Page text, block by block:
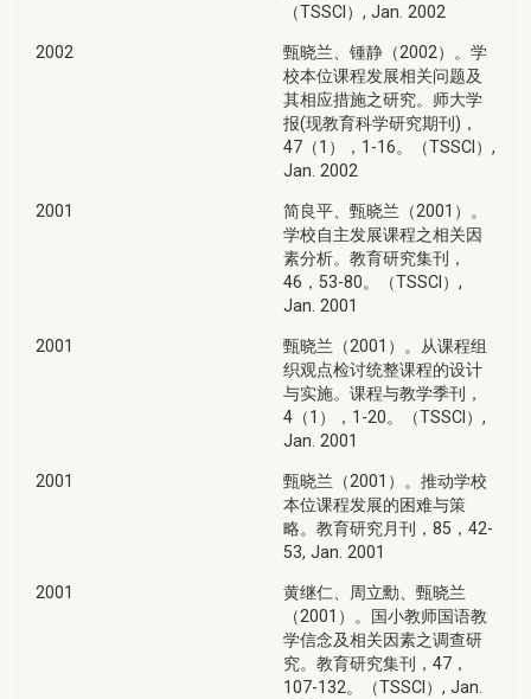
（TSSCI）, Jan. 2002
2002
甄晓兰、锺静（2002）。学
校本位课程发展相关问题及
其相应措施之研究。师大学
报(现教育科学研究期刊)，
47（1），1-16。（TSSCI）,
Jan. 2002
2001
简良平、甄晓兰（2001）。
学校自主发展课程之相关因
素分析。教育研究集刊，
46，53-80。（TSSCI）,
Jan. 2001
2001
甄晓兰（2001）。从课程组
织观点检讨统整课程的设计
与实施。课程与教学季刊，
4（1），1-20。（TSSCI）,
Jan. 2001
2001
甄晓兰（2001）。推动学校
本位课程发展的困难与策
略。教育研究月刊，85，42-
53, Jan. 2001
2001
黄继仁、周立勳、甄晓兰
（2001）。国小教师国语教
学信念及相关因素之调查研
究。教育研究集刊，47，
107-132。（TSSCI）, Jan.